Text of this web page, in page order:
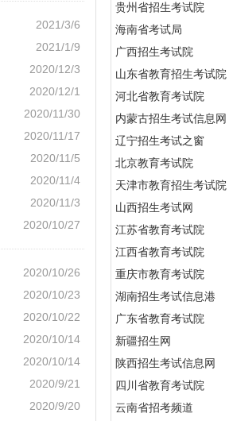
2021/3/6
2021/1/9
2020/12/3
2020/12/1
2020/11/30
2020/11/17
2020/11/5
2020/11/4
2020/11/3
2020/10/27
2020/10/26
2020/10/23
2020/10/22
2020/10/14
2020/10/14
2020/9/21
2020/9/20
贵州省招生考试院
海南省考试局
广西招生考试院
山东省教育招生考试院
河北省教育考试院
内蒙古招生考试信息网
辽宁招生考试之窗
北京教育考试院
天津市教育招生考试院
山西招生考试网
江苏省教育考试院
江西省教育考试院
重庆市教育考试院
湖南招生考试信息港
广东省教育考试院
新疆招生网
陕西招生考试信息网
四川省教育考试院
云南省招考频道